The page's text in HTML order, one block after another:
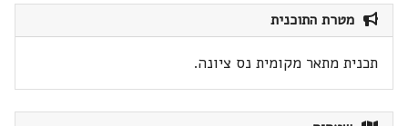
מטרת התוכנית
תכנית מתאר מקומית נס ציונה.